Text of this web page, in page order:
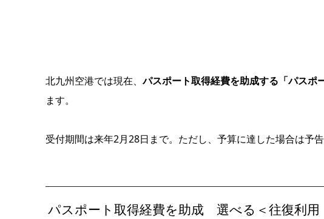
北九州空港では現在、パスポート取得経費を助成する「パスポ
ます。
受付期間は来年2月28日まで。ただし、予算に達した場合は予
パスポート取得経費を助成 選べる＜往復利用